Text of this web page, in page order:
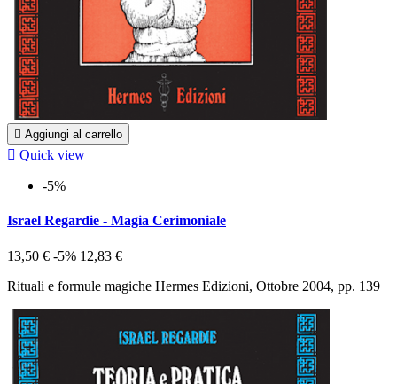
 Aggiungi al carrello
 Quick view
-5%
Israel Regardie - Magia Cerimoniale
13,50 € -5% 12,83 €
Rituali e formule magiche Hermes Edizioni, Ottobre 2004, pp. 139